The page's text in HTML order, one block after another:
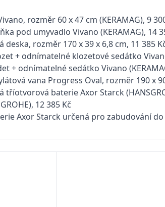
rozměr 60 x 47 cm (KERAMAG), 9
pod umyvadlo Vivano (KERAMAG), 14
deska, rozměr 170 x 39 x 6,8 cm, 11 385
+ odnímatelné klozetové sedátko
+ odnímatelné sedátko Vivano
vana Progress Oval, rozměr 190 x
tříotvorová baterie Axor Starck
12 385 Kč
Axor Starck určená pro zabudování do